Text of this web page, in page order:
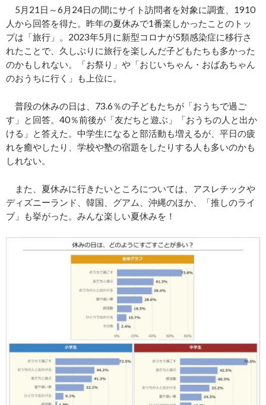
5月21日～6月24日の間にサイト訪問者を対象に調査、1910
人から回答を得た。昨年の夏休みで1番楽しかったことのトッ
プは「旅行」。2023年5月に新型コロナが5類感染症に移行さ
れたことで、久しぶりに旅行を楽しんだ子どもたちも多かった
のかもしれない。「お祭り」や「おじいちゃん・おばあちゃん
のおうちに行く」も上位に。
普段の休みの日は、73.6％の子どもたちが「おうちで過ご
す」と回答。40％前後が「友だちと遊ぶ」「おうちの人と出か
ける」と答えた。中学生になると部活動も増えるが、平日の疲
れを癒やしたり、学校や塾の宿題をしたりする人も多いのかも
しれない。
また、夏休みに行きたいところについては、アスレチックや
ディズニーランド、韓国、グアム、沖縄のほか、「推しのライ
ブ」も挙がった。みんな楽しい夏休みを！